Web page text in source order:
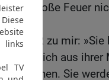
große Feuer
HERR zu mir: »Sie
wie dich aus
sprechen. Sie